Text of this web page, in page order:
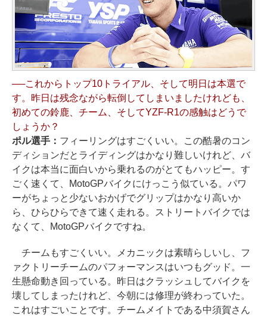
──これからトップ10トライアル、そして明日は本選で
す。昨日は残念ながら転倒してしまいましたけれども、
初めての鈴鹿、チーム、そしてYZF-R1の感触はどうで
しょうか？
ポル選手： フィーリングはすごくいい。この酷暑のコン
ディションだとライディングはかなり難しいけれど、バ
イクは本当に面白いから乗れるのがとてもハッピー。す
ごく速くて、MotoGPバイクにけっこう似ている。パワ
ーがちょっと少ないおかげでグリップはかなり高いか
ら、ひらひらできて速く走れる。ストリートバイクでは
なくて、MotoGPバイクですね。
チームもすごくいい。メカニックは素晴らしいし、フ
ァクトリーチームのパフォーマンスはいつもグッド。一
生懸命動き回っている。昨日はクラッシュしてバイクを
壊してしまったけれど、今朝には修理が終わっていた。
これはすごいことです。チームメイトである中須賀さん